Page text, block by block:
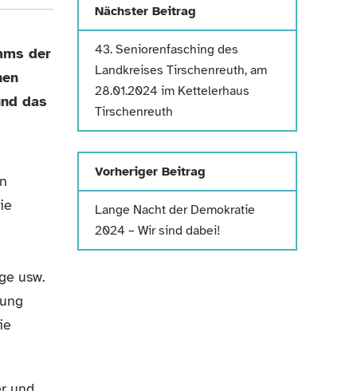
der
das
usw.
Nächster Beitrag
43. Seniorenfasching des
Landkreises Tirschenreuth, am
28.01.2024 im Kettelerhaus
Tirschenreuth
Vorheriger Beitrag
Lange Nacht der Demokratie
2024 – Wir sind dabei!